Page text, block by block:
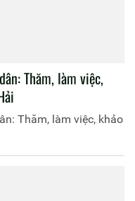
Thăm, làm việc,
Thăm, làm việc, khảo